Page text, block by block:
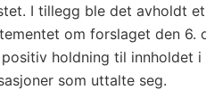
I tillegg ble det avholdt
om forslaget den 6.
holdning til innholdet
som uttalte seg.